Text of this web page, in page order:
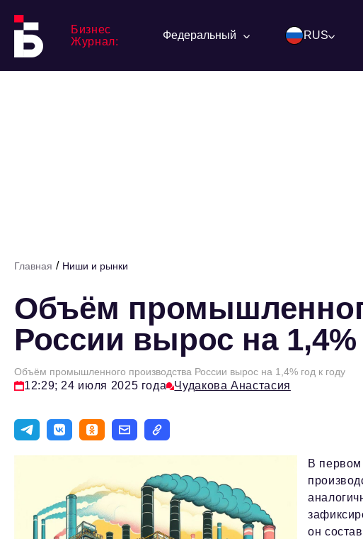
Бизнес
Журнал:
Федеральный RUS
Главная / Ниши и рынки
Объём
России вырос на 1,4%
Объём промышленного производства России вырос на 1,4% год к году
12:29; 24 июля 2025 года Чудакова Анастасия
В
он